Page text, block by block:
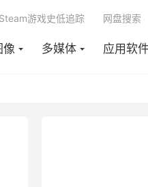
像 多媒体 应用软
游戏史低追踪 网盘搜索